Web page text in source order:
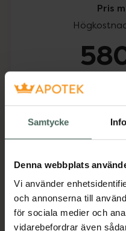
Samtycke
Denna webbplats
Vi använder
och annonserna till
för sociala medier och
vidarebefordrar även
Pris
Köp via
Beskrivning